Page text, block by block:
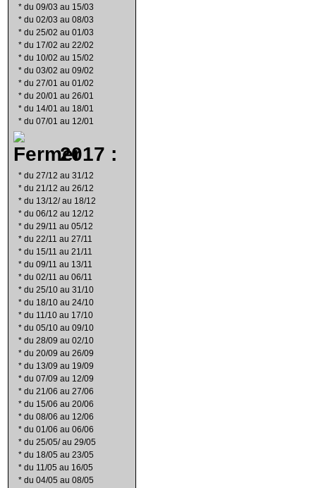
* du 09/03 au 15/03
* du 02/03 au 08/03
* du 25/02 au 01/03
* du 17/02 au 22/02
* du 10/02 au 15/02
* du 03/02 au 09/02
* du 27/01 au 01/02
* du 20/01 au 26/01
* du 14/01 au 18/01
* du 07/01 au 12/01
2017 :
* du 27/12 au 31/12
* du 21/12 au 26/12
* du 13/12/ au 18/12
* du 06/12 au 12/12
* du 29/11 au 05/12
* du 22/11 au 27/11
* du 15/11 au 21/11
* du 09/11 au 13/11
* du 02/11 au 06/11
* du 25/10 au 31/10
* du 18/10 au 24/10
* du 11/10 au 17/10
* du 05/10 au 09/10
* du 28/09 au 02/10
* du 20/09 au 26/09
* du 13/09 au 19/09
* du 07/09 au 12/09
* du 21/06 au 27/06
* du 15/06 au 20/06
* du 08/06 au 12/06
* du 01/06 au 06/06
* du 25/05/ au 29/05
* du 18/05 au 23/05
* du 11/05 au 16/05
* du 04/05 au 08/05